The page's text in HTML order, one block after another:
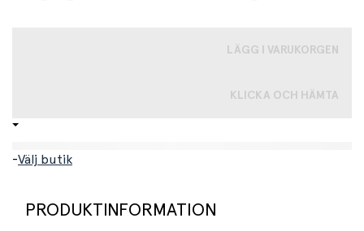
LÄGG I VARUKORGEN
KLICKA OCH HÄMTA
-Välj butik
PRODUKTINFORMATION